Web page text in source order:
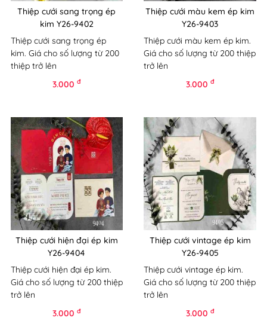
Thiệp cưới sang trọng ép
kim Y26-9402
Thiệp cưới sang trọng ép
kim. Giá cho số lượng từ 200
thiệp trở lên
3.000đ
Thiệp cưới màu kem ép kim
Y26-9403
Thiệp cưới màu kem ép kim.
Giá cho số lượng từ 200 thiệp
trở lên
3.000đ
Thiệp cưới hiện đại ép kim
Y26-9404
Thiệp cưới hiện đại ép kim.
Giá cho số lượng từ 200 thiệp
trở lên
3.000đ
Thiệp cưới vintage ép kim
Y26-9405
Thiệp cưới vintage ép kim.
Giá cho số lượng từ 200 thiệp
trở lên
3.000đ